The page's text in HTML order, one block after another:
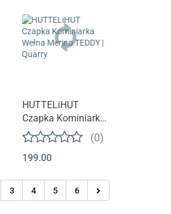
HUTTELiHUT
Czapka Kominiarka
Wełna Merino
TEDDY | Quarry
(0)
199.00
3 4 5 6